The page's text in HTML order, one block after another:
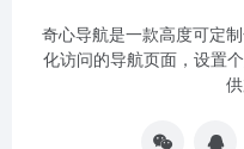
奇心导航是一款高度可定
化访问的导航页面，设置